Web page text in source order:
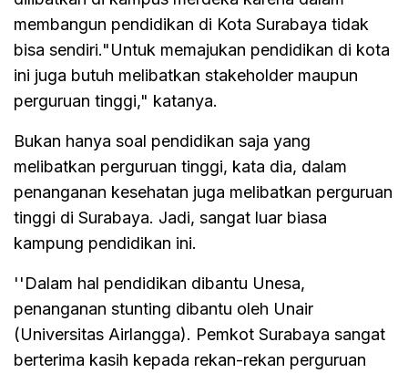
membangun pendidikan di Kota Surabaya tidak
bisa sendiri."Untuk memajukan pendidikan di kota
ini juga butuh melibatkan stakeholder maupun
perguruan tinggi," katanya.
Bukan hanya soal pendidikan saja yang
melibatkan perguruan tinggi, kata dia, dalam
penanganan kesehatan juga melibatkan perguruan
tinggi di Surabaya. Jadi, sangat luar biasa
kampung pendidikan ini.
''Dalam hal pendidikan dibantu Unesa,
penanganan stunting dibantu oleh Unair
(Universitas Airlangga). Pemkot Surabaya sangat
berterima kasih kepada rekan-rekan perguruan